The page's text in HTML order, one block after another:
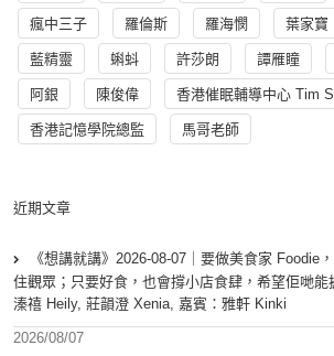
瘋中三子 羅倫斯 羅海憫 葉家寶
藍精靈 蝌蚪 許莎朗 譚雁瞳
阿銀 陳俊偉 香港催眠輔導中心 Tim
香港記憶學院總監 馬哥老師
近期文章
《想講就講》2026-08-07｜要做美食家 Foodie
住觀眾；只要好食，也會撐小店食肆，希望佢哋能
溱禧 Heily, 莊韻澄 Xenia, 嘉賓：雅軒 Kinki
2026/08/07